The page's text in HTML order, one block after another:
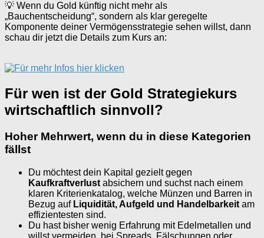
💡 Wenn du Gold künftig nicht mehr als
„Bauchentscheidung“, sondern als klar geregelte
Komponente deiner Vermögensstrategie sehen willst, dann
schau dir jetzt die Details zum Kurs an:
Für wen ist der Gold Strategiekurs
wirtschaftlich sinnvoll?
Hoher Mehrwert, wenn du in diese Kategorien
fällst
Du möchtest dein Kapital gezielt gegen
Kaufkraftverlust absichern und suchst nach einem
klaren Kriterienkatalog, welche Münzen und Barren in
Bezug auf Liquidität, Aufgeld und Handelbarkeit am
effizientesten sind.
Du hast bisher wenig Erfahrung mit Edelmetallen und
willst vermeiden, bei Spreads, Fälschungen oder